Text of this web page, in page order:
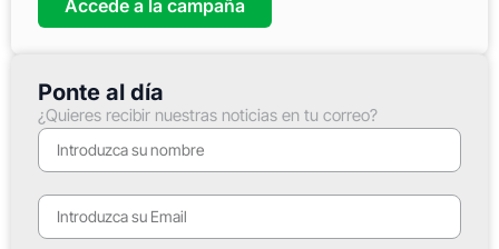
Accede a la campaña
Ponte al día
¿Quieres recibir nuestras noticias en tu correo?